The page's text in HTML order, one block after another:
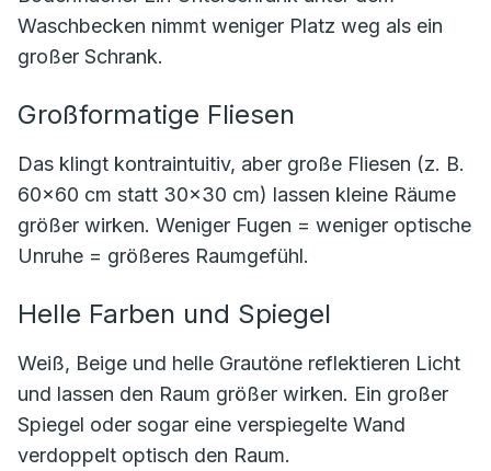
Waschbecken nimmt weniger Platz weg als ein
großer Schrank.
Großformatige Fliesen
Das klingt kontraintuitiv, aber große Fliesen (z. B.
60×60 cm statt 30×30 cm) lassen kleine Räume
größer wirken. Weniger Fugen = weniger optische
Unruhe = größeres Raumgefühl.
Helle Farben und Spiegel
Weiß, Beige und helle Grautöne reflektieren Licht
und lassen den Raum größer wirken. Ein großer
Spiegel oder sogar eine verspiegelte Wand
verdoppelt optisch den Raum.